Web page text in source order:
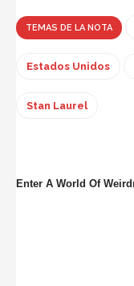
TEMAS DE LA NOTA
Estados Unidos
Stan Laurel